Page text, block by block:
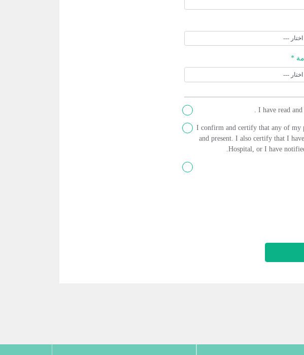
*
I have read
.
I confirm and certify that any of my
and present. I also certify that I
Hospital, or I have